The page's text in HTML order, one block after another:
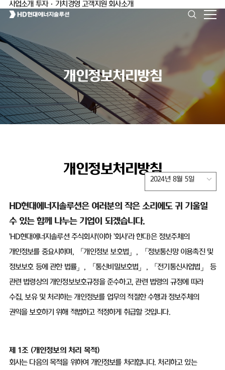
사업소개 투자·가치경영 고객지원 회사소개
개인정보처리방침
개인정보처리방침
2024년 8월 5일
HD현대에너지솔루션은 여러분의 작은 소리에도 귀 기울일
수 있는 함께 나누는 기업이 되겠습니다.
'HD현대에너지솔루션 주식회사'(이하'회사'라 한다)은 정보주체의
개인정보를 중요시하며, 「개인정보 보호법」 ,
「정보통신망 이용촉진 및
정보보호 등에 관한 법률」 , 「통신비밀보호법」 ,
「전기통신사업법」 등
관련 법령상의 개인정보보호규정을 준수하고,관련 법령의 규정에 따라
수집, 보유 및 처리하는 개인정보를 업무의 적절한 수행과 정보주체의
권익을 보호하기 위해 적법하고 적정하게 취급할 것입니다.
제 1 조 (개인정보의 처리 목적)
회사는 다음의 목적을 위하여 개인정보를 처리합니다.처리하고 있는